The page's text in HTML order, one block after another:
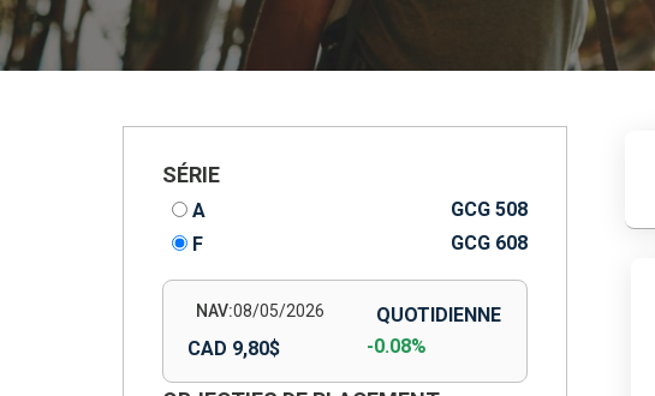
SÉRIE
A
GCG 508
F
GCG 608
NAV:08/05/2026
CAD 9,80$
QUOTIDIENNE
-0.08%